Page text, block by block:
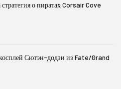
о пиратах Corsair Cove
Сютэн-додзи из Fate/Grand